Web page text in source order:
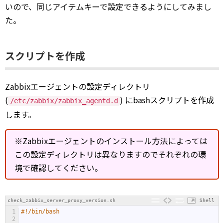
いので、同じアイテムキーで設定できるようにしてみまし
た。
スクリプトを作成
Zabbixエージェントの設定ディレクトリ
( /etc/zabbix/zabbix_agentd.d ) にbashスクリプトを作成
します。
※Zabbixエージェントのインストール方法によっては
この設定ディレクトリは異なりますのでそれぞれの環
境で確認してください。
check_zabbix_server_proxy_version.sh Shell
1
2
#!/bin/bash